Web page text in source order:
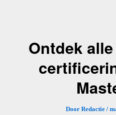
Ontdek
Door Redactie /